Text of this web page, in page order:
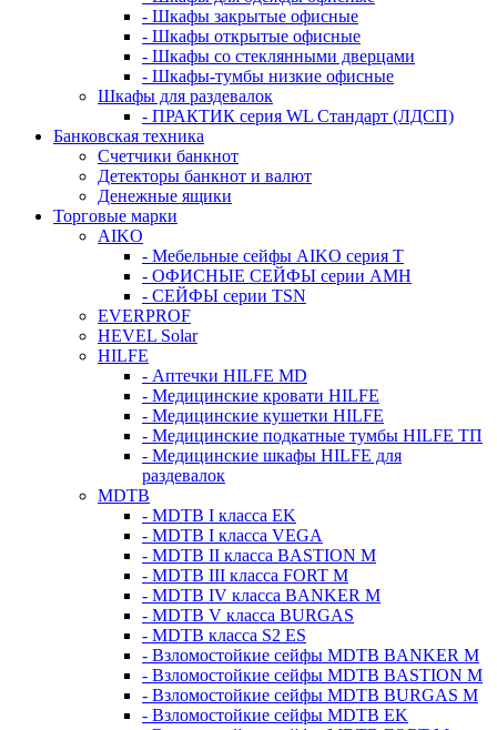
- Шкафы закрытые офисные
- Шкафы открытые офисные
- Шкафы со стеклянными дверцами
- Шкафы-тумбы низкие офисные
Шкафы для раздевалок
- ПРАКТИК серия WL Стандарт (ЛДСП)
Банковская техника
Счетчики банкнот
Детекторы банкнот и валют
Денежные ящики
Торговые марки
AIKO
- Мебельные сейфы AIKO серия Т
- ОФИСНЫЕ СЕЙФЫ серии AMH
- СЕЙФЫ серии TSN
EVERPROF
HEVEL Solar
HILFE
- Аптечки HILFE MD
- Медицинские кровати HILFE
- Медицинские кушетки HILFE
- Медицинские подкатные тумбы HILFE ТП
- Медицинские шкафы HILFE для
раздевалок
MDTB
- MDTB I класса EK
- MDTB I класса VEGA
- MDTB II класса BASTION M
- MDTB III класса FORT M
- MDTB IV класса BANKER M
- MDTB V класса BURGAS
- MDTB класса S2 ES
- Взломостойкие сейфы MDTB BANKER M
- Взломостойкие сейфы MDTB BASTION M
- Взломостойкие сейфы MDTB BURGAS M
- Взломостойкие сейфы MDTB EK